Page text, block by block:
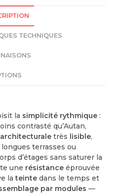
TECHNIQUES
la simplicité rythmique :
contrasté qu’Autan,
architecturale très lisible,
terrasses ou
d’étages sans saturer la
une résistance éprouvée
lateinte dans le temps et
par modules —